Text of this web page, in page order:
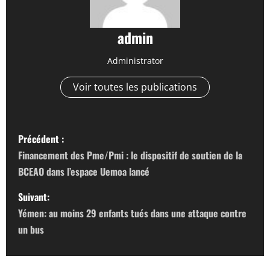
admin
Administrator
Voir toutes les publications
N
a
v
i
g
Précédent :
Financement des Pme/Pmi : le dispositif de soutien de la
BCEAO dans l’espace Uemoa lancé
Suivant:
Yémen: au moins 29 enfants tués dans une attaque contre
un bus